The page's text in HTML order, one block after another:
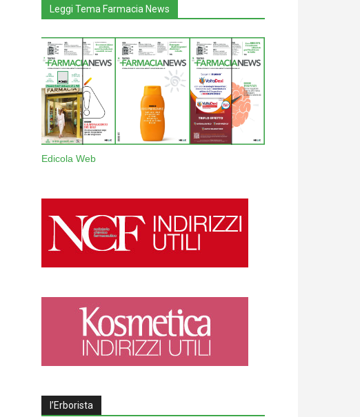
Leggi Tema Farmacia News
Edicola Web
l’Erborista